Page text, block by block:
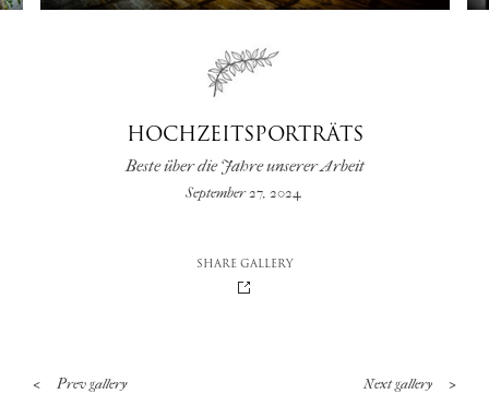
nachrichten
berührung
HOCHZEITSPORTRÄTS
Beste über die Jahre unserer Arbeit
September 27, 2024
SHARE GALLERY
< Prev gallery >
Next gallery